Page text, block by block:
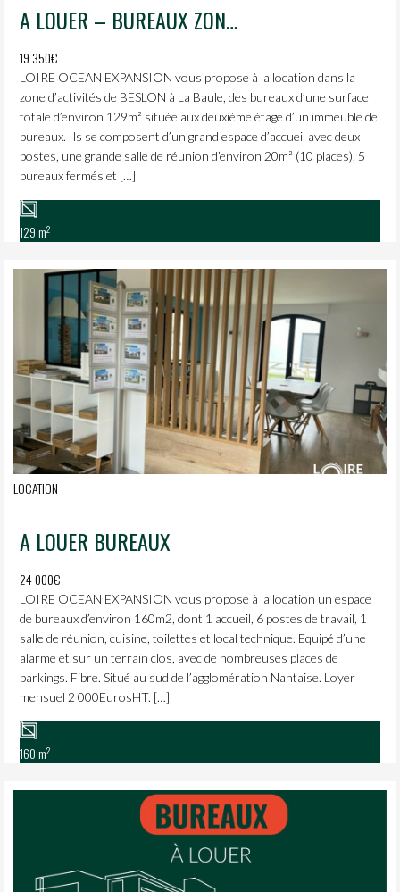
A LOUER – BUREAUX ZONE DE BESLON – LA BAULE
19 350€
LOIRE OCEAN EXPANSION vous propose à la location dans la
zone d’activités de BESLON à La Baule, des bureaux d’une surface
totale d’environ 129m² située aux deuxième étage d’un immeuble de
bureaux. Ils se composent d’un grand espace d’accueil avec deux
postes, une grande salle de réunion d’environ 20m² (10 places), 5
bureaux fermés et […]
129 m2
LOCATION
A LOUER BUREAUX
24 000€
LOIRE OCEAN EXPANSION vous propose à la location un espace
de bureaux d’environ 160m2, dont 1 accueil, 6 postes de travail, 1
salle de réunion, cuisine, toilettes et local technique. Equipé d’une
alarme et sur un terrain clos, avec de nombreuses places de
parkings. Fibre. Situé au sud de l’agglomération Nantaise. Loyer
mensuel 2 000EurosHT. […]
160 m2